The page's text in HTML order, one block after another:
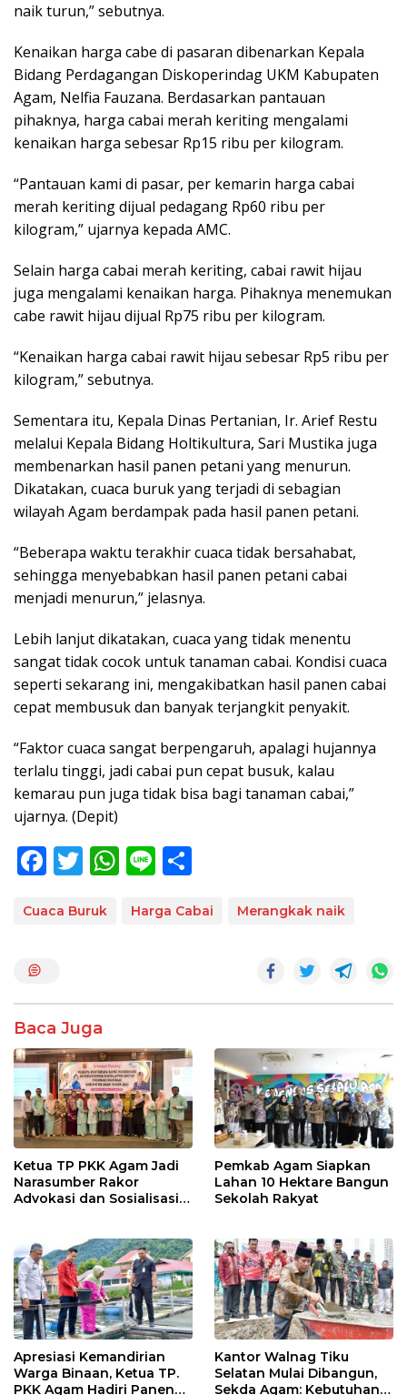
naik turun,” sebutnya.
Kenaikan harga cabe di pasaran dibenarkan Kepala
Bidang Perdagangan Diskoperindag UKM Kabupaten
Agam, Nelfia Fauzana. Berdasarkan pantauan
pihaknya, harga cabai merah keriting mengalami
kenaikan harga sebesar Rp15 ribu per kilogram.
“Pantauan kami di pasar, per kemarin harga cabai
merah keriting dijual pedagang Rp60 ribu per
kilogram,” ujarnya kepada AMC.
Selain harga cabai merah keriting, cabai rawit hijau
juga mengalami kenaikan harga. Pihaknya menemukan
cabe rawit hijau dijual Rp75 ribu per kilogram.
“Kenaikan harga cabai rawit hijau sebesar Rp5 ribu per
kilogram,” sebutnya.
Sementara itu, Kepala Dinas Pertanian, Ir. Arief Restu
melalui Kepala Bidang Holtikultura, Sari Mustika juga
membenarkan hasil panen petani yang menurun.
Dikatakan, cuaca buruk yang terjadi di sebagian
wilayah Agam berdampak pada hasil panen petani.
“Beberapa waktu terakhir cuaca tidak bersahabat,
sehingga menyebabkan hasil panen petani cabai
menjadi menurun,” jelasnya.
Lebih lanjut dikatakan, cuaca yang tidak menentu
sangat tidak cocok untuk tanaman cabai. Kondisi cuaca
seperti sekarang ini, mengakibatkan hasil panen cabai
cepat membusuk dan banyak terjangkit penyakit.
“Faktor cuaca sangat berpengaruh, apalagi hujannya
terlalu tinggi, jadi cabai pun cepat busuk, kalau
kemarau pun juga tidak bisa bagi tanaman cabai,”
ujarnya. (Depit)
F
e
o
k
T
itt
W
at
p
Li
e ar
Cuaca Buruk Harga Cabai Merangkak naik
Baca Juga
Ketua TP PKK Agam Jadi
Narasumber Rakor
Advokasi dan Sosialisasi
Pemkab Agam Siapkan
Lahan 10 Hektare Bangun
Sekolah Rakyat
Apresiasi Kemandirian
Warga Binaan, Ketua TP.
PKK Agam Hadiri Panen
Kantor Walnag Tiku
Selatan Mulai Dibangun,
Sekda Agam: Kebutuhan